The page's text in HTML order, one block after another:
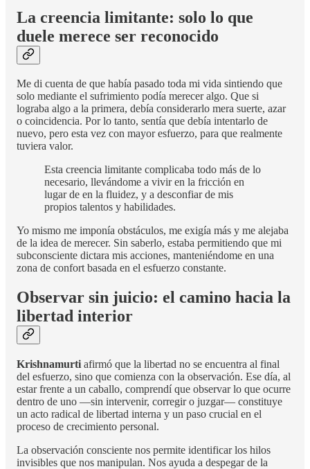
La creencia limitante: solo lo que
duele merece ser reconocido
Me di cuenta de que había pasado toda mi vida sintiendo que
solo mediante el sufrimiento podía merecer algo. Que si
lograba algo a la primera, debía considerarlo mera suerte, azar
o coincidencia. Por lo tanto, sentía que debía intentarlo de
nuevo, pero esta vez con mayor esfuerzo, para que realmente
tuviera valor.
Esta creencia limitante complicaba todo más de lo
necesario, llevándome a vivir en la fricción en
lugar de en la fluidez, y a desconfiar de mis
propios talentos y habilidades.
Yo mismo me imponía obstáculos, me exigía más y me alejaba
de la idea de merecer. Sin saberlo, estaba permitiendo que mi
subconsciente dictara mis acciones, manteniéndome en una
zona de confort basada en el esfuerzo constante.
Observar sin juicio: el camino hacia la
libertad interior
Krishnamurti afirmó que la libertad no se encuentra al final
del esfuerzo, sino que comienza con la observación. Ese día, al
estar frente a un caballo, comprendí que observar lo que ocurre
dentro de uno —sin intervenir, corregir o juzgar— constituye
un acto radical de libertad interna y un paso crucial en el
proceso de crecimiento personal.
La observación consciente nos permite identificar los hilos
invisibles que nos manipulan. Nos ayuda a despegar de la